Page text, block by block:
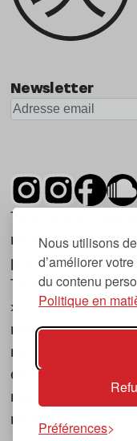
Nous utilisons
d’améliorer
du contenu
Politique en
Préférences
Newsletter
Tsugi est un
musique et les
première
Tsugi en japonais
», ce qui
magazine, à
musicales,
électronique, du
nouveaux
musique.